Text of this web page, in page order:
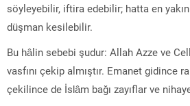
söyleyebilir, iftira edebilir; hatta en
düşman kesilebilir.
Bu hâlin sebebi şudur: Allah Azze ve
vasfını çekip almıştır. Emanet gidince
çekilince de İslâm bağı zayıflar ve